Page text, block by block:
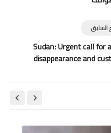
السابق
Sudan: Urgent call for
disappearance and